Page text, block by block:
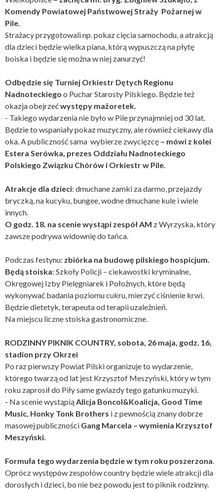
Komendy Powiatowej Państwowej Straży Pożarnej w
Pile.
Strażacy przygotowali np. pokaz cięcia samochodu, a atrakcją
dla dzieci będzie wielka piana, którą wypuszczą na płytę
boiska i będzie się można w niej zanurzyć!
Odbędzie się Turniej Orkiestr Dętych Regionu
Nadnoteckiego o Puchar Starosty Pilskiego. Będzie też
okazja obejrzećwystępy mażoretek.
- Takiego wydarzenia nie było w Pile przynajmniej od 30 lat.
Będzie to wspaniały pokaz muzyczny, ale również ciekawy dla
oka. A publiczność sama wybierze zwycięzcę – mówi z kolei
Estera Serówka, prezes Oddziału Nadnoteckiego
Polskiego Związku Chórów i Orkiestr w Pile.
Atrakcje dla dzieci: dmuchane zamki za darmo, przejazdy
bryczką, na kucyku, bungee, wodne dmuchane kule i wiele
innych.
O godz. 18. na scenie wystąpi zespół AM z Wyrzyska, który
zawsze podrywa widownię do tańca.
Podczas festynu: zbiórka na budowę pilskiego hospicjum.
Będą stoiska: Szkoły Policji – ciekawostki kryminalne,
Okręgowej Izby Pielęgniarek i Położnych, które będą
wykonywać badania poziomu cukru, mierzyć ciśnienie krwi.
Będzie dietetyk, terapeuta od terapii uzależnień.
Na miejscu liczne stoiska gastronomiczne.
RODZINNY PIKNIK COUNTRY, sobota, 26 maja, godz. 16,
stadion przy Okrzei
Po raz pierwszy Powiat Pilski organizuje to wydarzenie,
którego twarzą od lat jest Krzysztof Meszyński, który w tym
roku zaprosił do Piły same gwiazdy tego gatunku muzyki.
- Na scenie wystąpią Alicja Boncol&Koalicja, Good Time
Music, Honky Tonk Brothers i z pewnością znany dobrze
masowej publiczności Gang Marcela – wymienia Krzysztof
Meszyński.
Formuła tego wydarzenia będzie w tym roku poszerzona
Oprócz występów zespołów country będzie wiele atrakcji dla
dorosłych i dzieci, bo nie bez powodu jest to piknik rodzinny.